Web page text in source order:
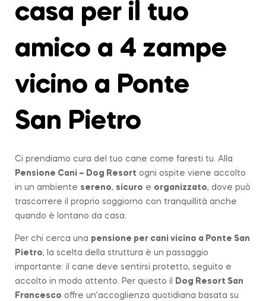
casa per il tuo
amico a 4 zampe
vicino a Ponte
San Pietro
Ci prendiamo cura del tuo cane come faresti tu. Alla
Pensione Cani – Dog Resort ogni ospite viene accolto
in un ambiente sereno, sicuro e organizzato, dove può
trascorrere il proprio soggiorno con tranquillità anche
quando è lontano da casa.
Per chi cerca una pensione per cani vicino a Ponte San
Pietro, la scelta della struttura è un passaggio
importante: il cane deve sentirsi protetto, seguito e
accolto in modo attento. Per questo il
Dog Resort San
Francesco offre un’accoglienza quotidiana basata su